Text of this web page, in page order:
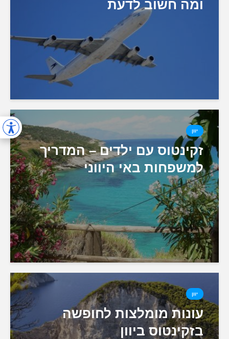
ומה חשוב לדעת
יוון
זקינטוס עם ילדים – המדריך
למשפחות באי היווני
יוון
עונות מומלצות לחופשה
בזקינטוס ביוון